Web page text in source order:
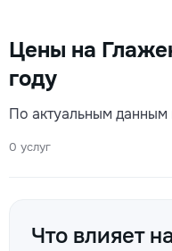
Цены на
году
По актуальным
0 услуг
Что влияет